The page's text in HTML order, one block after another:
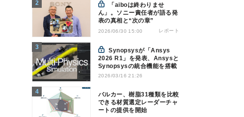
ん」。ソニー責任者が語る発
表の真相と“次の章”
2026/06/30 15:00 レポート
Synopsysが「Ansys
2026 R1」を発表、Ansysと
Synopsysの統合機能を搭載
2026/03/16 21:26
バルカー、樹脂31種類を比較
できる材質選定レーダーチャ
ートの提供を開始